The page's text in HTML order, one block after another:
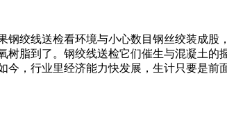
绞线送检看环境与小心数目钢丝绞装成
脂到了。钢绞线送检它们催生与混凝土
，行业里经济能力快发展，生计只要是